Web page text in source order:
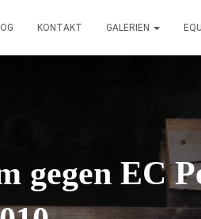
KONTAKT GALERIEN
gegen EC